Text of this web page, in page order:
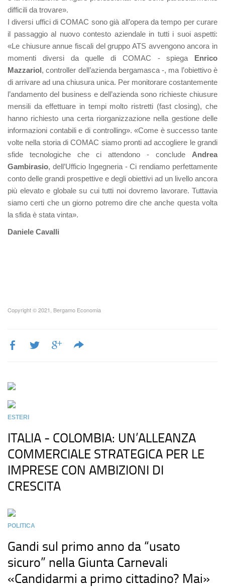
difficili da trovare».
I diversi uffici di COMAC sono già all’opera da tempo per curare
il passaggio al nuovo contesto aziendale in tutti i suoi aspetti:
«Le chiusure annue fiscali del gruppo ATS avvengono ancora in
momenti diversi da quelle di COMAC - spiega Enrico
Mazzariol, controller dell’azienda bergamasca -, ma l’obiettivo è
di arrivare ad una chiusura unica. Per monitorare costantemente
l’andamento del business e dell’azienda sono richieste chiusure
mensili da effettuare in tempi molto ristretti (fast closing), che
hanno richiesto una certa riorganizzazione nella gestione delle
informazioni contabili e di controlling». «Come è successo tante
volte nella storia di COMAC siamo pronti ad accogliere le grandi
sfide tecnologiche che ci attendono - conclude Andrea
Gambirasio, dell’Ufficio Ingegneria - Ci rendiamo perfettamente
conto delle grandi prospettive e degli obiettivi ad un livello ancora
più elevato e globale su cui tutti noi dovremo lavorare. Tuttavia
siamo certi che un giorno potremo dire che anche questa volta
la sfida è stata vinta».
Daniele Cavalli
Copyright © 2021, Bergamo Economia
ESTERI
ITALIA - COLOMBIA: UN’ALLEANZA
COMMERCIALE STRATEGICA PER LE
IMPRESE CON AMBIZIONI DI
CRESCITA
POLITICA
Gandi sul primo anno da “usato
sicuro” nella Giunta Carnevali
«Candidarmi a primo cittadino? Mai»